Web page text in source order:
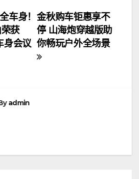
金秋购车钜惠享不
停 山海炮穿越版助
你畅玩户外全场景
车身！
获
身会议
admin